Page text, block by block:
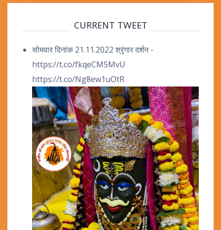
CURRENT TWEET
सोमवार दिनांक 21.11.2022 श्रृंगार दर्शन -
https://t.co/fkqeCM5MvU
https://t.co/Ng8ew1uOtR